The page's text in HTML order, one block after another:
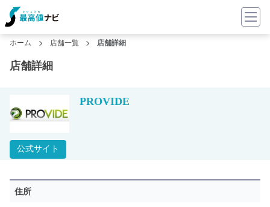
ホーム 店舗一覧 店舗詳細
店舗詳細
公式サイト
PROVIDE
住所